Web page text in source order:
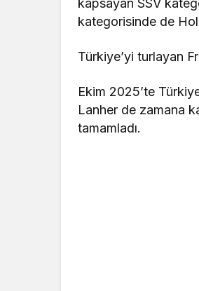
kategorisinde de
Türkiye’yi turlayan
Ekim 2025’te
Lanher de zamana
tamamladı.